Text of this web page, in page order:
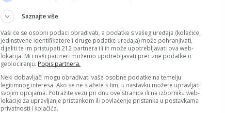
Saznajte više
Vaši će se osobni podaci obrađivati, a podatke s vašeg uređaja (kolačiće,
jedinstvene identifikatore i druge podatke uređaja) može pohranjivati,
dijeliti te im pristupati 212 partnera ili ih može upotrebljavati ova web-
lokacija. Mi i naši partneri možemo upotrebljavati precizne podatke o
geolociranju. Popis partnera.
Neki dobavljači mogu obrađivati vaše osobne podatke na temelju
legitimnog interesa. Ako se ne slažete s tim, u nastavku možete upravljati
svojim opcijama. Potražite vezu pri dnu ove stranice ili na izborniku web-
lokacije za upravljanje pristankom ili povlačenje pristanka u postavkama
privatnosti i kolačića.